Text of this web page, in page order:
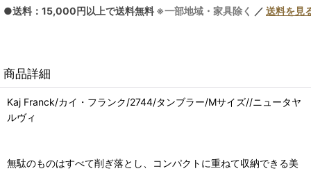
●送料：15,000円以上で送料無料 ※一部地域・家具除く ／ 送料を見
商品詳細
Kaj Franck/カイ・フランク/2744/タンブラー/Mサイズ//ニュータヤ
ルヴィ
無駄のものはすべて削ぎ落とし、コンパクトに重ねて収納できる美